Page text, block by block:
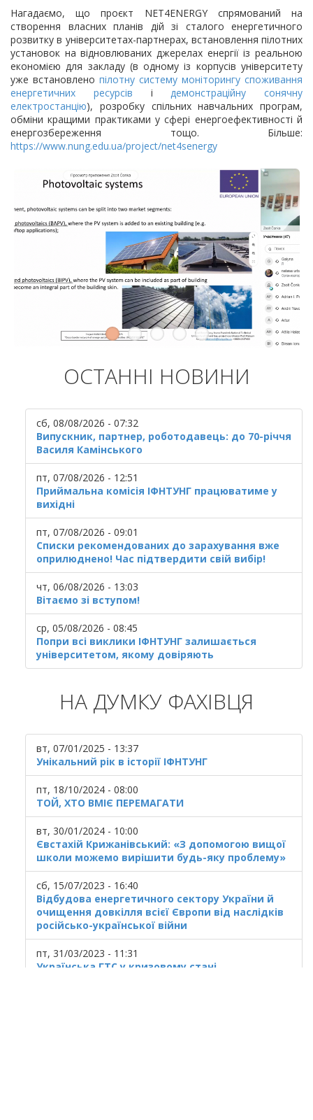
Нагадаємо, що проєкт NET4ENERGY спрямований на
створення власних планів дій зі сталого енергетичного
розвитку в університетах-партнерах, встановлення пілотних
установок на відновлюваних джерелах енергії із реальною
економією для закладу (в одному із корпусів університету
уже встановлено пілотну систему моніторингу споживання
енергетичних ресурсів ідемонстраційну сонячну
електростанцію), розробку спільних навчальних програм,
обміни кращими практиками у сфері енергоефективності й
енергозбереження тощо. Більше:
https://www.nung.edu.ua/project/net4senergy
ОСТАННІ НОВИНИ
сб, 08/08/2026 - 07:32
Випускник, партнер, роботодавець: до 70-річчя
Василя Камінського
пт, 07/08/2026 - 12:51
Приймальна комісія ІФНТУНГ працюватиме у
вихідні
пт, 07/08/2026 - 09:01
Списки рекомендованих до зарахування вже
оприлюднено! Час підтвердити свій вибір!
чт, 06/08/2026 - 13:03
Вітаємо зі вступом!
ср, 05/08/2026 - 08:45
Попри всі виклики ІФНТУНГ залишається
університетом, якому довіряють
НА ДУМКУ ФАХІВЦЯ
вт, 07/01/2025 - 13:37
Унікальний рік в історії ІФНТУНГ
пт, 18/10/2024 - 08:00
ТОЙ, ХТО ВМІЄ ПЕРЕМАГАТИ
вт, 30/01/2024 - 10:00
Євстахій Крижанівський: «З допомогою вищої
школи можемо вирішити будь-яку проблему»
сб, 15/07/2023 - 16:40
Відбудова енергетичного сектору України й
очищення довкілля всієї Європи від наслідків
російсько-української війни
пт, 31/03/2023 - 11:31
Українська ГТС у кризовому стані